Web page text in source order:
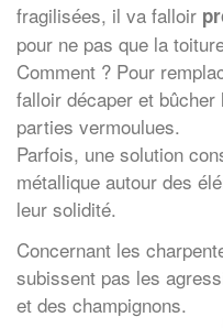
fragilisées, il va falloir
pour ne pas que la
Comment ? Pour
falloir décaper et
parties vermoulues.
Parfois, une solution
métallique autour des
leur solidité.
Concernant les
subissent pas les
et des champignons.
✕